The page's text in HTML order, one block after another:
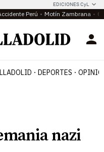
EDICIONES CyL
Perú Motín Zambrana
DEPORTES
nazi